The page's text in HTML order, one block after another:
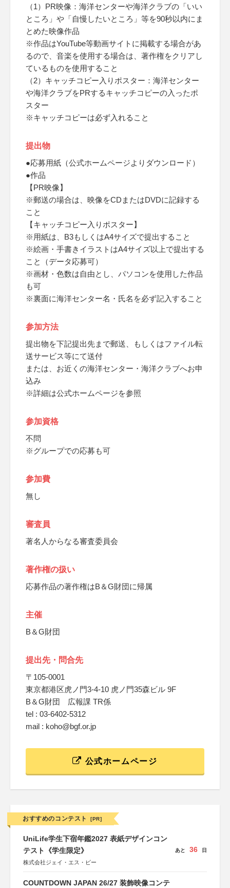
（1）PR映像：海洋センターや海洋クラブの「いい
ところ」や「自慢したいところ」等を90秒以内にま
とめた映像作品
※作品はYouTube等動画サイトに掲載する場合があ
るので、音楽を使用する場合は、著作権をクリアし
ているものを使用すること
（2）キャッチコピー入りポスター：海洋センター
や海洋クラブをPRするキャッチコピーの入ったポ
スター
※キャッチコピーは必ず入れること
提出物
●応募用紙（公式ホームページよりダウンロード）
●作品
【PR映像】
※郵送の場合は、映像をCDまたはDVDに記録する
こと
【キャッチコピー入りポスター】
※用紙は、B3もしくはA4サイズで提出すること
※絵画・手書きイラストはA4サイズ以上で提出する
こと（データ応募可）
※画材・色数は自由とし、パソコンを使用した作品
も可
※裏面に海洋センター名・氏名を必ず記入すること
参加方法
提出物を下記提出先まで郵送、もしくはファイル転
送サービス等にて送付
または、お近くの海洋センター・海洋クラブへお申
込み
※詳細は公式ホームページを参照
参加資格
不問
※グループでの応募も可
参加費
無し
審査員
著名人からなる審査委員会
著作権の扱い
応募作品の著作権はB＆G財団に帰属
主催
B＆G財団
提出先・問合先
〒105-0001
東京都港区虎ノ門3-4-10 虎ノ門35森ビル 9F
B＆G財団 広報課 TR係
tel : 03-6402-5312
mail : koho@bgf.or.jp
公式ホームページ
おすすめのコンテスト [PR]
UniLife学生下宿年鑑2027 表紙デザインコン
テスト《学生限定》
株式会社ジェイ・エス・ビー
あと 36 日
COUNTDOWN JAPAN 26/27 装飾映像コンテ